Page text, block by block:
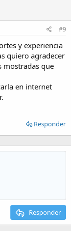
#9
y experiencia
quiero agradecer
mostradas que
en internet
Responder
Responder